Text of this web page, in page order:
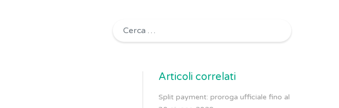
Ricerca per:
Articoli correlati
Split payment: proroga ufficiale fino al